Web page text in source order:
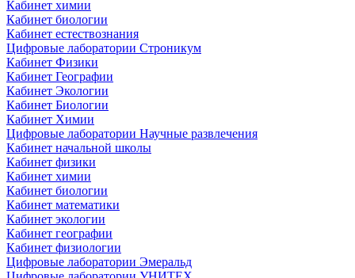
Кабинет химии
Кабинет биологии
Кабинет естествознания
Цифровые лаборатории Строникум
Кабинет Физики
Кабинет Географии
Кабинет Экологии
Кабинет Биологии
Кабинет Химии
Цифровые лаборатории Научные развлечения
Кабинет начальной школы
Кабинет физики
Кабинет химии
Кабинет биологии
Кабинет математики
Кабинет экологии
Кабинет географии
Кабинет физиологии
Цифровые лаборатории Эмеральд